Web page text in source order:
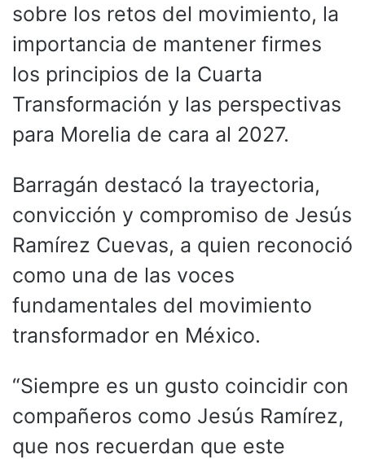
sobre los retos del movimiento, la
importancia de mantener firmes
los principios de la Cuarta
Transformación y las perspectivas
para Morelia de cara al 2027.
Barragán destacó la trayectoria,
convicción y compromiso de Jesús
Ramírez Cuevas, a quien reconoció
como una de las voces
fundamentales del movimiento
transformador en México.
“Siempre es un gusto coincidir con
compañeros como Jesús Ramírez,
que nos recuerdan que este